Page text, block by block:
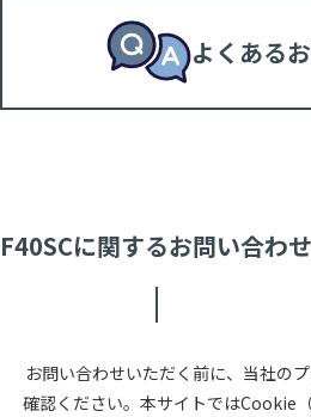
よくある
F40SCに関するお問い合わせ
お問い合わせいただく前に、当社の
確認ください。本サイトではCookie